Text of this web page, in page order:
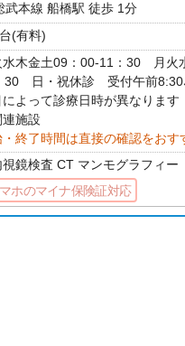
武本線 船橋駅 徒歩 1分
(有料)
水木金土09：00-11：30 月火
30 日・祝休診 受付午前
によって診療日時が異なりま
連施設
・終了時間は直接の確認をおす
視鏡検査 CT マンモグラフィー
ホのマイナ保険証対応